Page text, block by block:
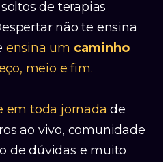
de terapias
não te ensina
ensina um caminho
meio e fim.
em toda jornada de
ao vivo, comunidade
de dúvidas e muito